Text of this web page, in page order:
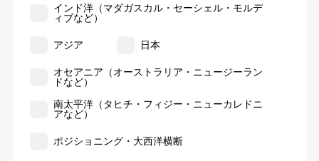
インド洋（マダガスカル・セーシェル・モルデ
ィブなど）
アジア 日本
オセアニア（オーストラリア・ニュージーラン
ドなど）
南太平洋（タヒチ・フィジー・ニューカレドニ
アなど）
ポジショニング・大西洋横断